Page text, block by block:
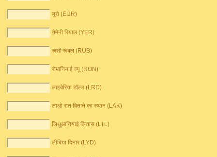
यूरो (EUR)
येमेनी रियाल (YER)
रूसी रूबल (RUB)
रोमानियाई ल्यू (RON)
लाइबेरिया डॉलर (LRD)
लाओ रात बिताने का स्थान (LAK)
लिथुआनियाई लितास (LTL)
लीबिया दिनार (LYD)